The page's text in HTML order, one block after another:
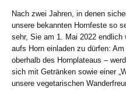
Nach zwei Jahren, in denen
unsere bekannten Hornfeste so
sehr, Sie am 1. Mai 2022
aufs Horn einladen zu dürfen:
oberhalb des Hornplateaus –
sich mit Getränken sowie einer
unsere vegetarischen